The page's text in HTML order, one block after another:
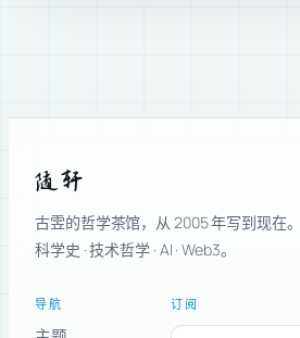
随轩
古雴的哲学茶馆，从 2005 年写到现在。
科学史 · 技术哲学 · AI · Web3。
导航 订阅